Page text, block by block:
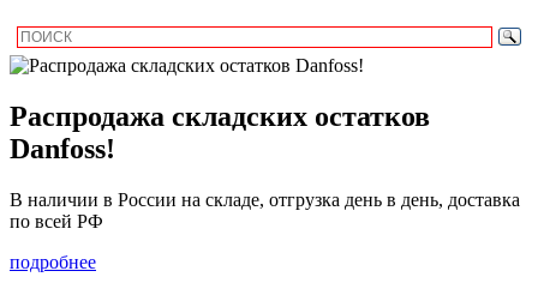
Распродажа складских остатков
Danfoss!
В наличии в России на складе, отгрузка день в день, доставка
по всей РФ
подробнее